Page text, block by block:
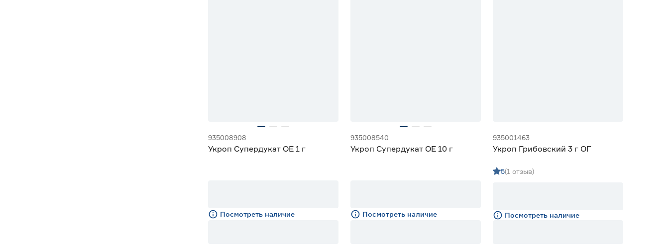
935008908
Укроп Супердукат ОЕ 1 г
Посмотреть наличие
935008540
Укроп Супердукат ОЕ 10 г
Посмотреть наличие
935001463
Укроп Грибовский 3 г ОГ
5(1 отзыв)
Посмотреть наличие